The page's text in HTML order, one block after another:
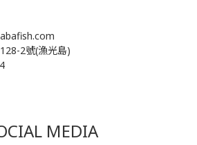
2號(漁光島)
MEDIA